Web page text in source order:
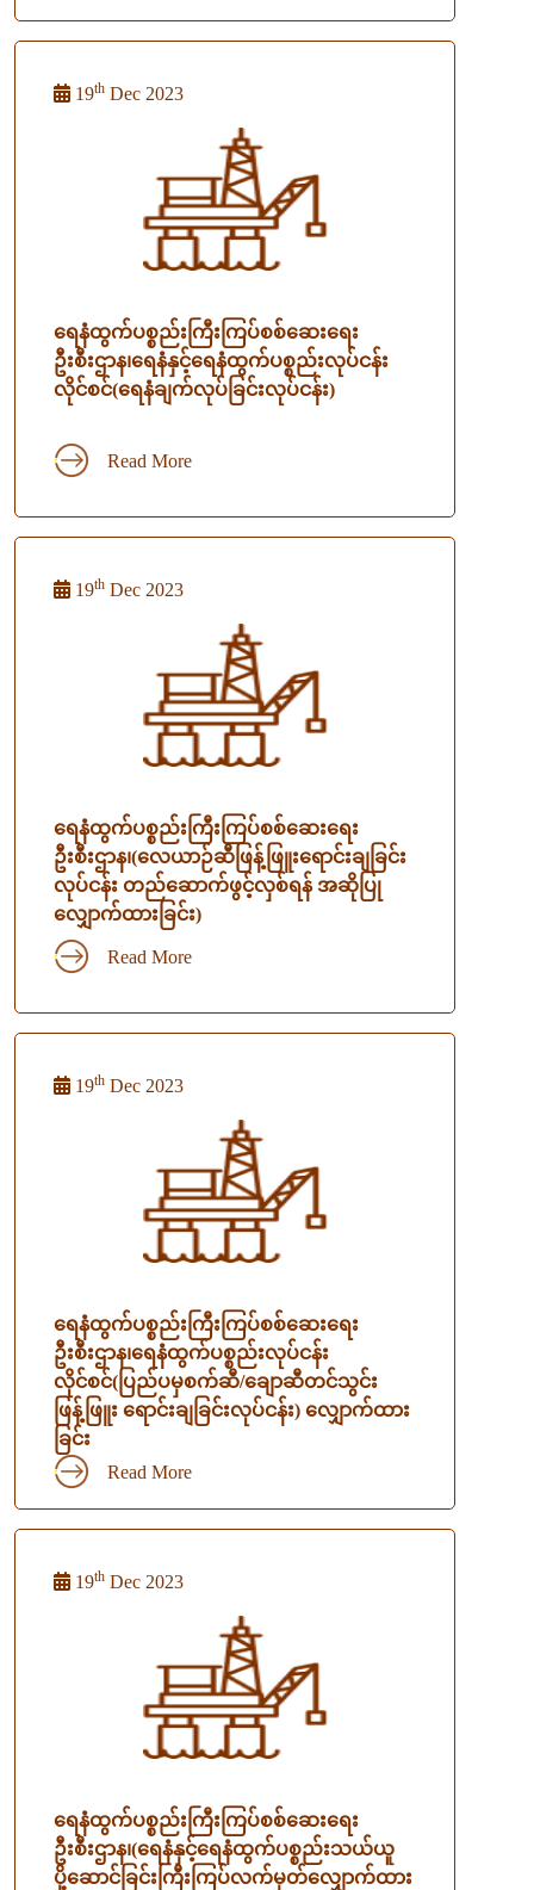
19th Dec 2023
ရေနံထွက်ပစ္စည်းကြီးကြပ်စစ်ဆေးရေး
ဦးစီးဌာန၊ရေနံနှင့်ရေနံထွက်ပစ္စည်းလုပ်ငန်း
လိုင်စင်(ရေနံချက်လုပ်ခြင်းလုပ်ငန်း)
Read More
19th Dec 2023
ရေနံထွက်ပစ္စည်းကြီးကြပ်စစ်ဆေးရေး
ဦးစီးဌာန၊(လေယာဉ်ဆီဖြန့်ဖြူးရောင်းချခြင်း
လုပ်ငန်း တည်ဆောက်ဖွင့်လှစ်ရန် အဆိုပြု
လျှောက်ထားခြင်း)
Read More
19th Dec 2023
ရေနံထွက်ပစ္စည်းကြီးကြပ်စစ်ဆေးရေး
ဦးစီးဌာန၊ရေနံထွက်ပစ္စည်းလုပ်ငန်း
လိုင်စင်(ပြည်ပမှစက်ဆီ/ချောဆီတင်သွင်း
ဖြန့်ဖြူး ရောင်းချခြင်းလုပ်ငန်း) လျှောက်ထား
ခြင်း
Read More
19th Dec 2023
ရေနံထွက်ပစ္စည်းကြီးကြပ်စစ်ဆေးရေး
ဦးစီးဌာန၊(ရေနံနှင့်ရေနံထွက်ပစ္စည်းသယ်ယူ
ပို့ဆောင်ခြင်းကြီးကြပ်လက်မှတ်လျှောက်ထား